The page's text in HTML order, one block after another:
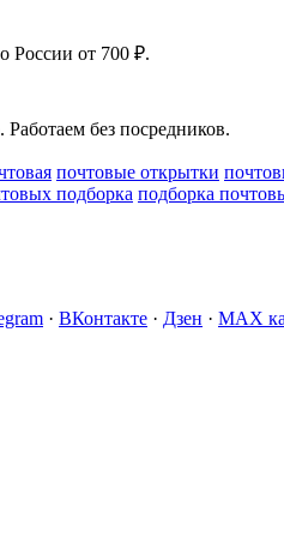
России от 700 ₽.
без посредников.
почтовые открытки
подборка подборка
· ВКонтакте · Дзен · MAX